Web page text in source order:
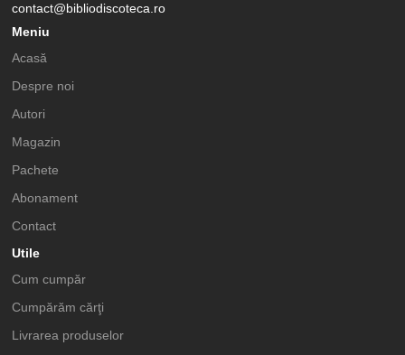
contact@bibliodiscoteca.ro
Meniu
Acasă
Despre noi
Autori
Magazin
Pachete
Abonament
Contact
Utile
Cum cumpăr
Cumpărăm cărţi
Livrarea produselor